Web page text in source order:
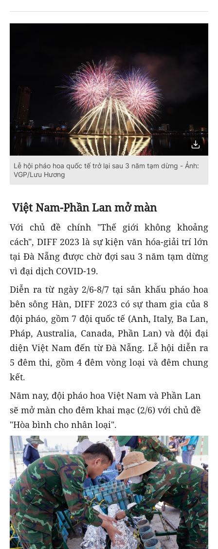
Lễ hội pháo hoa quốc tế trở lại sau 3 năm tạm dừng - Ảnh:
VGP/Lưu Hương
Việt Nam-Phần Lan mở màn
Với chủ đề chính "Thế giới không khoảng
cách", DIFF 2023 là sự kiện văn hóa-giải trí lớn
tại Đà Nẵng được chờ đợi sau 3 năm tạm dừng
vì đại dịch COVID-19.
Diễn ra từ ngày 2/6-8/7 tại sân khấu pháo hoa
bên sông Hàn, DIFF 2023 có sự tham gia của 8
đội pháo, gồm 7 đội quốc tế (Anh, Italy, Ba Lan,
Pháp, Australia, Canada, Phần Lan) và đội đại
diện Việt Nam đến từ Đà Nẵng. Lễ hội diễn ra
5 đêm thi, gồm 4 đêm vòng loại và đêm chung
kết.
Năm nay, đội pháo hoa Việt Nam và Phần Lan
sẽ mở màn cho đêm khai mạc (2/6) với chủ đề
"Hòa bình cho nhân loại".